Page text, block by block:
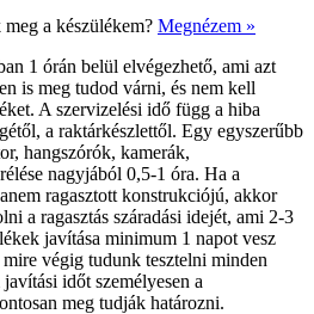
a készülékem? Megnézem »
1 órán belül elvégezhető, ami azt
is meg tudod várni, és nem kell
A szervizelési idő függ a hiba
a raktárkészlettől. Egy egyszerűbb
hangszórók, kamerák,
nagyjából 0,5-1 óra. Ha a
ragasztott konstrukciójú, akkor
a ragasztás száradási idejét, ami 2-3
javítása minimum 1 napot vesz
végig tudunk tesztelni minden
időt személyesen a
meg tudják határozni.